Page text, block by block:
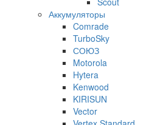
Аккумуляторы
Comrade
TurboSky
СОЮЗ
Motorola
Hytera
Kenwood
KIRISUN
Vector